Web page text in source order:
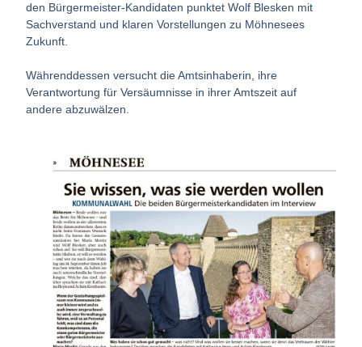
den Bürgermeister-Kandidaten punktet Wolf Blesken mit
Sachverstand und klaren Vorstellungen zu Möhnesees
Zukunft.
Währenddessen versucht die Amtsinhaberin, ihre
Verantwortung für Versäumnisse in ihrer Amtszeit auf
andere abzuwälzen.